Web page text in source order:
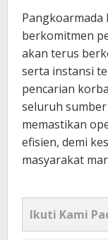
Pangkoarmada
berkomitmen
akan terus
serta instansi
pencarian
seluruh
memastikan
efisien, demi
masyarakat
Ikuti Kami